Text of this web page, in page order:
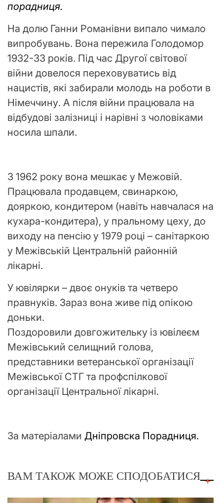
порадниця.
На долю Ганни Романівни випало чимало
випробувань. Вона пережила Голодомор
1932-33 років. Під час Другої світової
війни довелося переховуватись від
нацистів, які забирали молодь на роботи в
Німеччину. А після війни працювала на
відбудові залізниці і нарівні з чоловіками
носила шпали.
З 1962 року вона мешкає у Межовій.
Працювала продавцем, свинаркою,
дояркою, кондитером (навіть навчалася на
кухара-кондитера), у пральному цеху, до
виходу на пенсію у 1979 році – санітаркою
у Межівській Центральній районній
лікарні.
У ювілярки – двоє онуків та четверо
правнуків. Зараз вона живе під опікою
доньки.
Поздоровили довгожительку із ювілеєм
Межівський селищний голова,
представники ветеранської організації
Межівської СТГ та профспілкової
організації Центральної лікарні.
За матеріалами Дніпровска Порадниця.
ВАМ ТАКОЖ МОЖЕ СПОДОБАТИСЯ